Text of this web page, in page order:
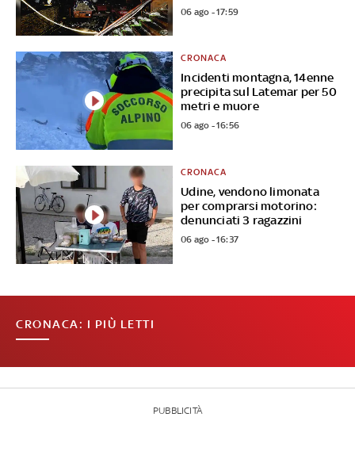
06 ago - 17:59
Incidenti montagna, 14enne
precipita sul Latemar per 50
metri e muore
CRONACA
06 ago - 16:56
Udine, vendono limonata
per comprarsi motorino:
denunciati 3 ragazzini
CRONACA
06 ago - 16:37
CRONACA: I PIÙ LETTI
PUBBLICITÀ